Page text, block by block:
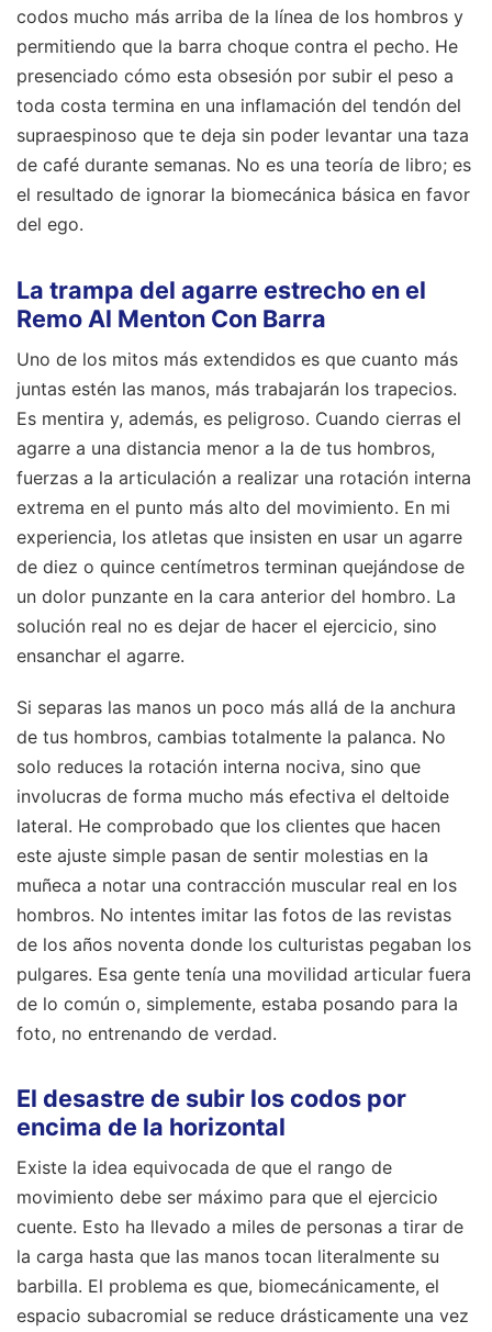
codos mucho más arriba de la línea de los hombros y
permitiendo que la barra choque contra el pecho. He
presenciado cómo esta obsesión por subir el peso a
toda costa termina en una inflamación del tendón del
supraespinoso que te deja sin poder levantar una taza
de café durante semanas. No es una teoría de libro; es
el resultado de ignorar la biomecánica básica en favor
del ego.
La trampa del agarre estrecho en el
Remo Al Menton Con Barra
Uno de los mitos más extendidos es que cuanto más
juntas estén las manos, más trabajarán los trapecios.
Es mentira y, además, es peligroso. Cuando cierras el
agarre a una distancia menor a la de tus hombros,
fuerzas a la articulación a realizar una rotación interna
extrema en el punto más alto del movimiento. En mi
experiencia, los atletas que insisten en usar un agarre
de diez o quince centímetros terminan quejándose de
un dolor punzante en la cara anterior del hombro. La
solución real no es dejar de hacer el ejercicio, sino
ensanchar el agarre.
Si separas las manos un poco más allá de la anchura
de tus hombros, cambias totalmente la palanca. No
solo reduces la rotación interna nociva, sino que
involucras de forma mucho más efectiva el deltoide
lateral. He comprobado que los clientes que hacen
este ajuste simple pasan de sentir molestias en la
muñeca a notar una contracción muscular real en los
hombros. No intentes imitar las fotos de las revistas
de los años noventa donde los culturistas pegaban los
pulgares. Esa gente tenía una movilidad articular fuera
de lo común o, simplemente, estaba posando para la
foto, no entrenando de verdad.
El desastre de subir los codos por
encima de la horizontal
Existe la idea equivocada de que el rango de
movimiento debe ser máximo para que el ejercicio
cuente. Esto ha llevado a miles de personas a tirar de
la carga hasta que las manos tocan literalmente su
barbilla. El problema es que, biomecánicamente, el
espacio subacromial se reduce drásticamente una vez